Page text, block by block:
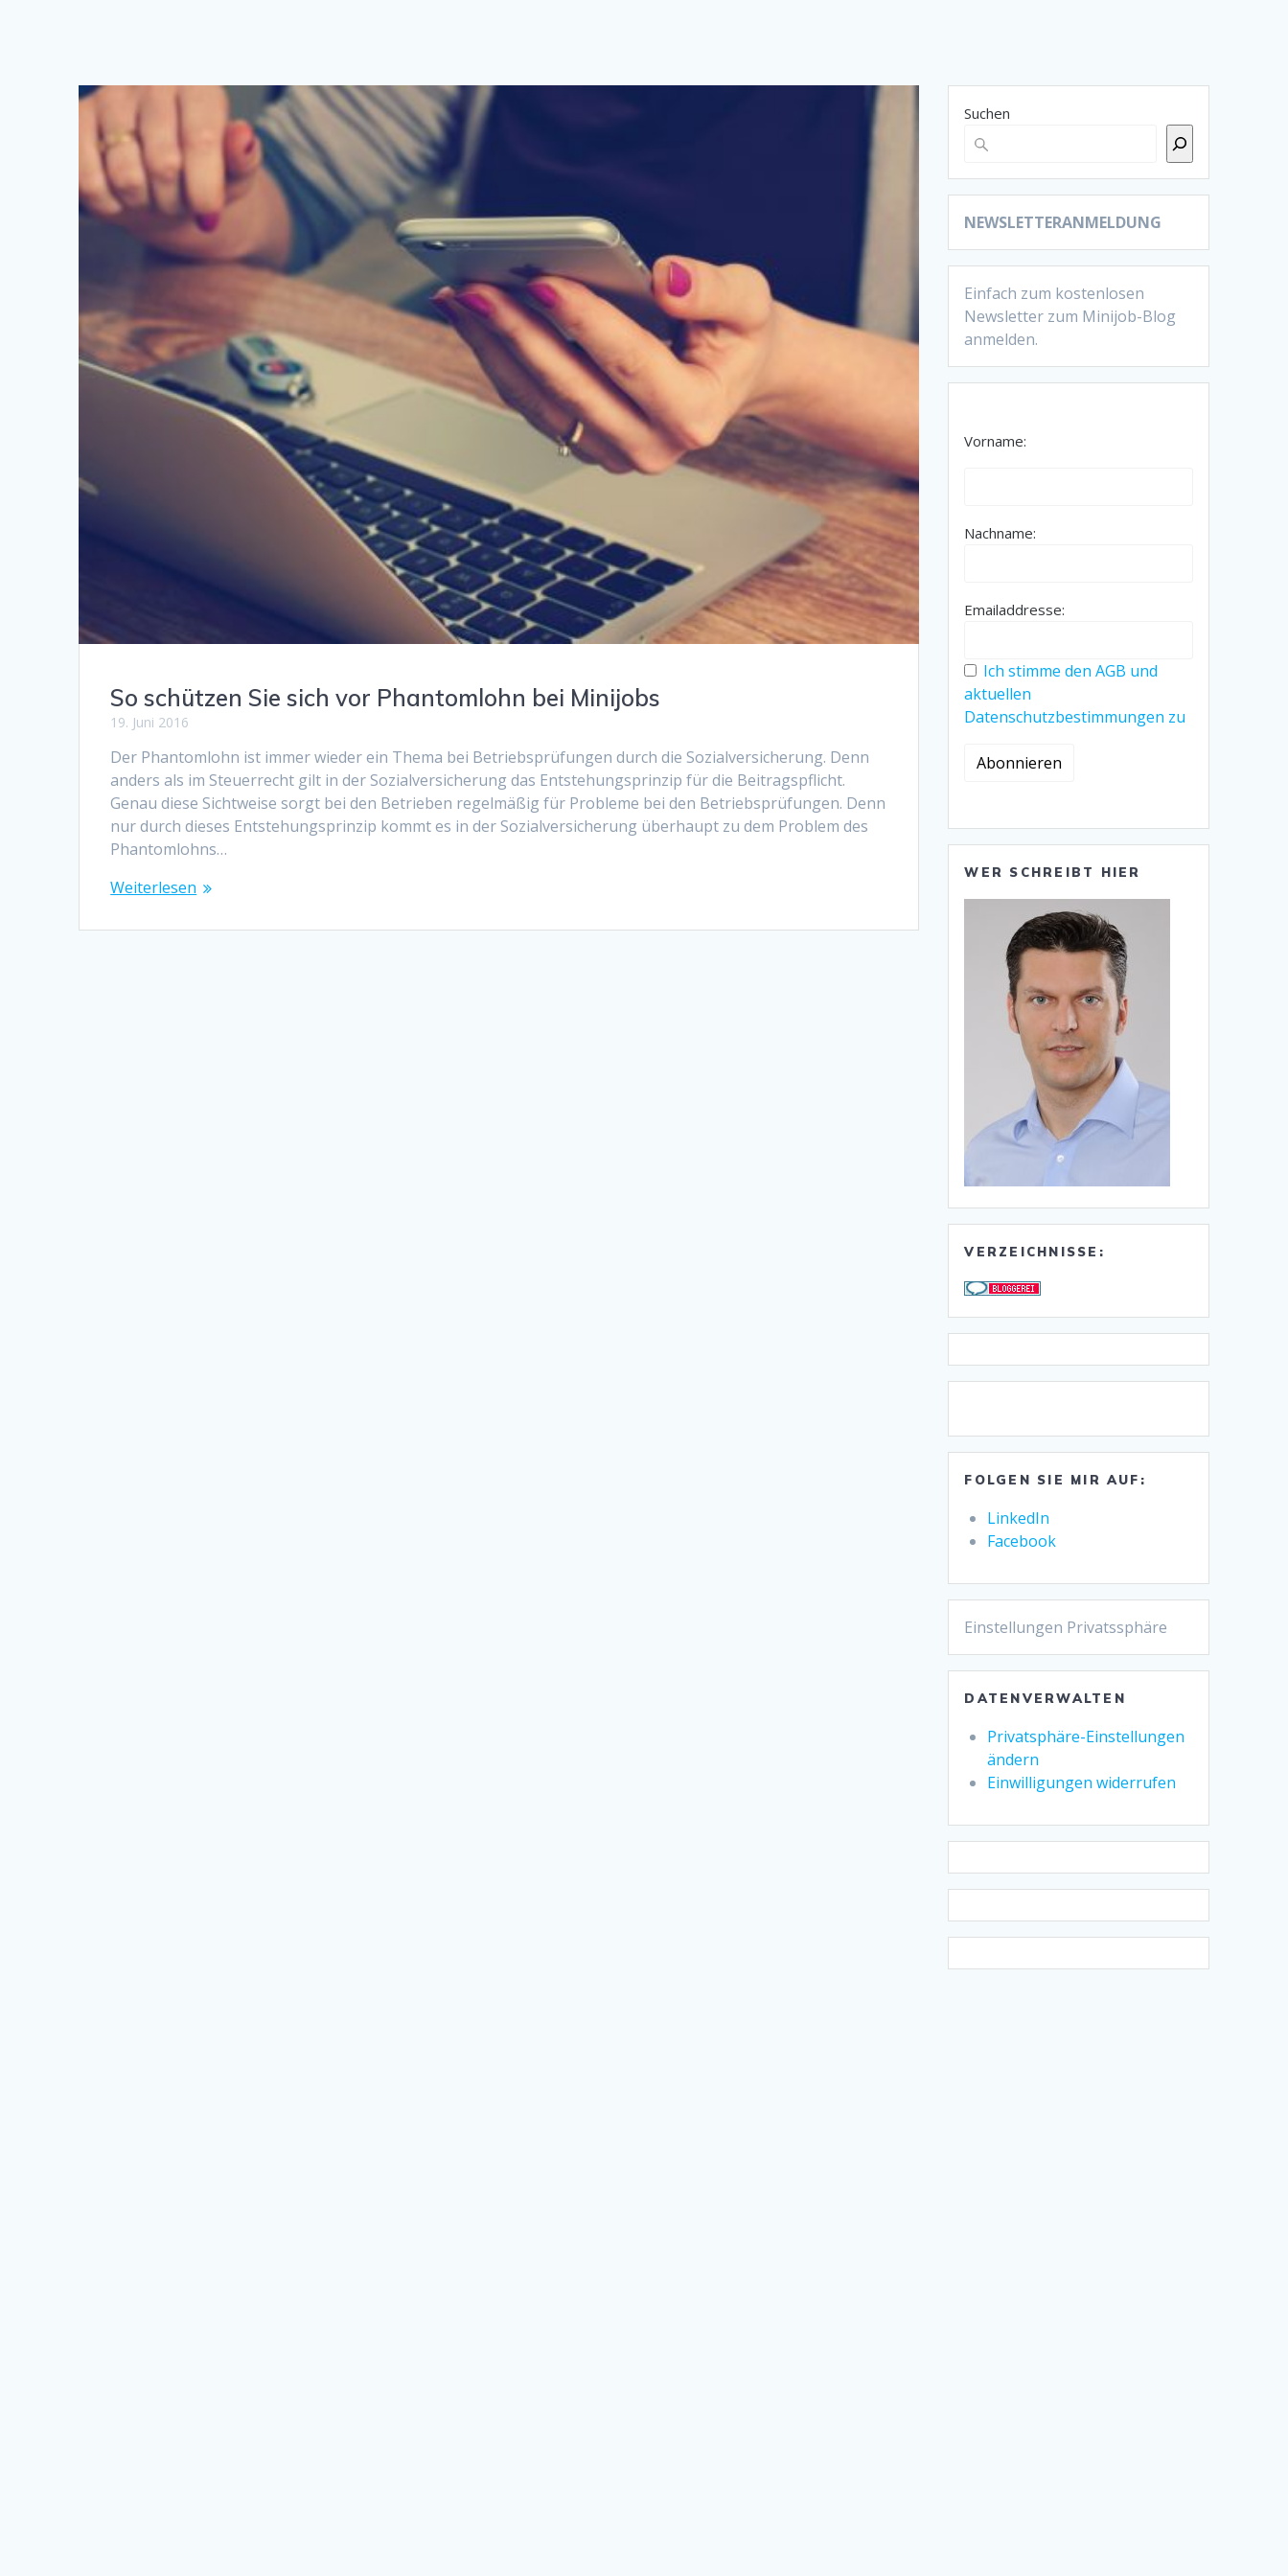
So schützen Sie sich vor Phantomlohn bei Minijobs
19. Juni 2016
Der Phantomlohn ist immer wieder ein Thema bei Betriebsprüfungen durch die Sozialversicherung. Denn
anders als im Steuerrecht gilt in der Sozialversicherung das Entstehungsprinzip für die Beitragspflicht.
Genau diese Sichtweise sorgt bei den Betrieben regelmäßig für Probleme bei den Betriebsprüfungen. Denn
nur durch dieses Entstehungsprinzip kommt es in der Sozialversicherung überhaupt zu dem Problem des
Phantomlohns…
Weiterlesen
Suchen
NEWSLETTERANMELDUNG
Einfach zum kostenlosen
Newsletter zum Minijob-Blog
anmelden.
Vorname:
Nachname:
Emailaddresse:
Ich stimme den AGB und
aktuellen
Datenschutzbestimmungen zu
WER SCHREIBT HIER
VERZEICHNISSE:
FOLGEN SIE MIR AUF:
LinkedIn
Facebook
Einstellungen Privatssphäre
DATENVERWALTEN
Privatsphäre-Einstellungen
ändern
Einwilligungen widerrufen